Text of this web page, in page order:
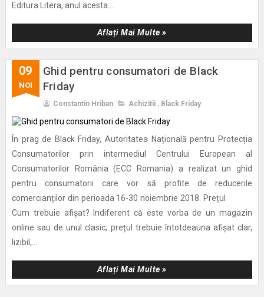
Editura Litera, anul acesta....
Aflați Mai Multe »
09
NOI
Ghid pentru consumatori de Black
Friday
Constantin Hriban Achizitii , Black Friday
În prag de Black Friday, Autoritatea Națională pentru Protecția
Consumatorilor prin intermediul Centrului European al
Consumatorilor România (ECC Romania) a realizat un ghid
pentru consumatorii care vor să profite de reducerile
comercianților din perioada 16-30 noiembrie 2018. Prețul
Cum trebuie afișat? Indiferent că este vorba de un magazin
online sau de unul clasic, prețul trebuie întotdeauna afișat clar,
lizibil,...
Aflați Mai Multe »